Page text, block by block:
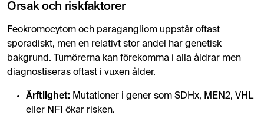
Orsak och riskfaktorer
Feokromocytom och paragangliom uppstår oftast
sporadiskt, men en relativt stor andel har genetisk
bakgrund. Tumörerna kan förekomma i alla åldrar men
diagnostiseras oftast i vuxen ålder.
Ärftlighet: Mutationer i gener som SDHx, MEN2, VHL
eller NF1 ökar risken.